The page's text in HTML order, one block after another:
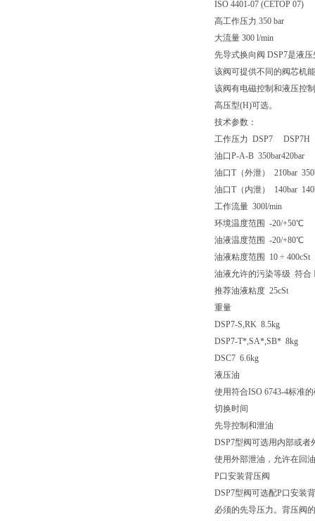
ISO 4401-07 (CETOP 07)
高工作压力 350 bar
大流量 300 l/min
先导式换向阀 DSP7是液压
该阀可提供不同的阀芯机
该阀有电磁控制和液压控
高压型(H)可选。
技术参数：
工作压力 DSP7 DSP7H
油口P-A-B 350bar420bar
油口T（外泄） 210bar
油口T（内泄） 140bar
工作流量 300l/min
环境温度范围 -20/+50℃
油液温度范围 -20/+80℃
油液粘度范围 10 ÷ 400cSt
油液允许的污染等级 符合
推荐油液粘度 25cSt
重量
DSP7-S,RK 8.5kg
DSP7-T*,SA*,SB* 8kg
DSC7 6.6kg
液压油
使用符合ISO 6743-4标准
切换时间
先导控制和泄油
DSP7型阀可选用内部或者
使用外部泄油，允许在回
P口安装背压阀
DSP7型阀可选配P口安装
必须的先导压力。背压阀